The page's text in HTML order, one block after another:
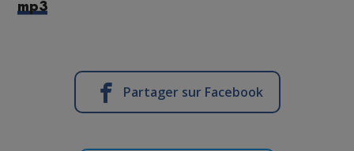
mp3
Partager sur Facebook